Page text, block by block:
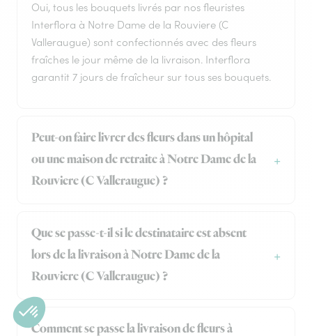
Oui, tous les bouquets livrés par nos fleuristes
Interflora à Notre Dame de la Rouviere (C
Valleraugue) sont confectionnés avec des fleurs
fraîches le jour même de la livraison. Interflora
garantit 7 jours de fraîcheur sur tous ses bouquets.
Peut-on faire livrer des fleurs dans un hôpital
ou une maison de retraite à Notre Dame de la
Rouviere (C Valleraugue) ?
Que se passe-t-il si le destinataire est absent
lors de la livraison à Notre Dame de la
Rouviere (C Valleraugue) ?
Comment se passe la livraison de fleurs à